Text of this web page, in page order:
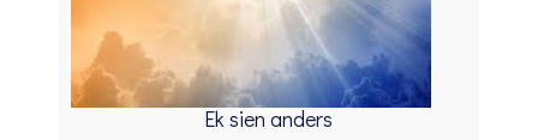
Ek sien anders